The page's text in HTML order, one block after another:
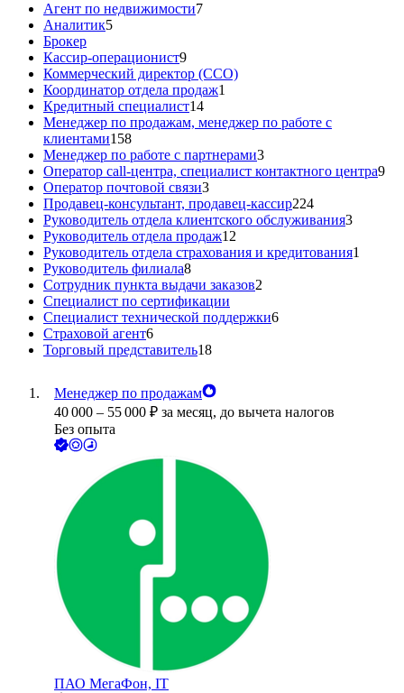
Агент по недвижимости7
Аналитик5
Брокер
Кассир-операционист9
Коммерческий директор (CCO)
Координатор отдела продаж1
Кредитный специалист14
Менеджер по продажам, менеджер по работе с
клиентами158
Менеджер по работе с партнерами3
Оператор call-центра, специалист контактного центра9
Оператор почтовой связи3
Продавец-консультант, продавец-кассир224
Руководитель отдела клиентского обслуживания3
Руководитель отдела продаж12
Руководитель отдела страхования и кредитования1
Руководитель филиала8
Сотрудник пункта выдачи заказов2
Специалист по сертификации
Специалист технической поддержки6
Страховой агент6
Торговый представитель18
Менеджер по продажам
40 000 – 55 000 ₽ за месяц, до вычета налогов
Без опыта
ПАО МегаФон, IT